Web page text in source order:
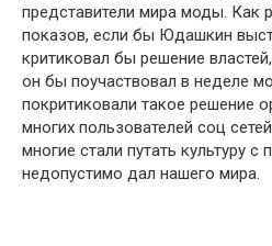
представители мира моды. Как
показов, если бы Юдашкин
критиковал бы решение
он бы поучаствовал в неделе
покритиковали такое решение
многих пользователей соц
многие стали путать культуру с
недопустимо дал нашего мира.